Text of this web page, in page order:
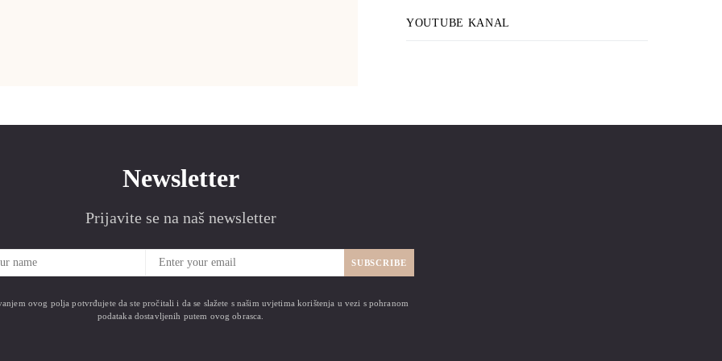
YOUTUBE KANAL
Newsletter
Prijavite se na naš newsletter
SUBSCRIBE
ovog polja potvrđujete da ste pročitali i da se slažete s našim uvjetima korištenja u vezi s pohranom
podataka dostavljenih putem ovog obrasca.